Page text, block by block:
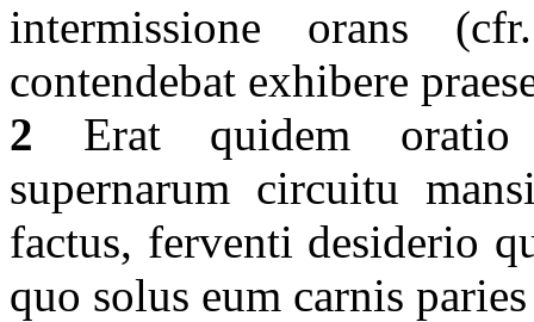
intermissione orans
contendebat exhibere
2 Erat quidem oratio
supernarum circuitu
factus, ferventi desiderio
quo solus eum carnis